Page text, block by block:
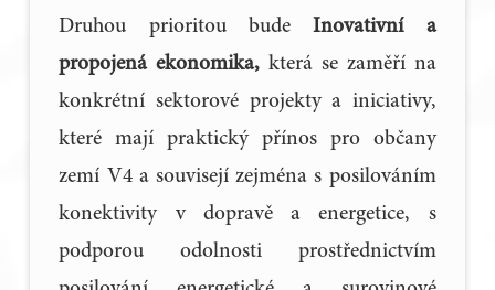
Druhou prioritou budeInovativní a
propojená ekonomika,která se zaměří na
konkrétní sektorové projekty a iniciativy,
které mají praktický přínos pro občany
zemí V4 a souvisejí zejména s posilováním
konektivity v dopravě a energetice, s
podporou odolnosti prostřednictvím